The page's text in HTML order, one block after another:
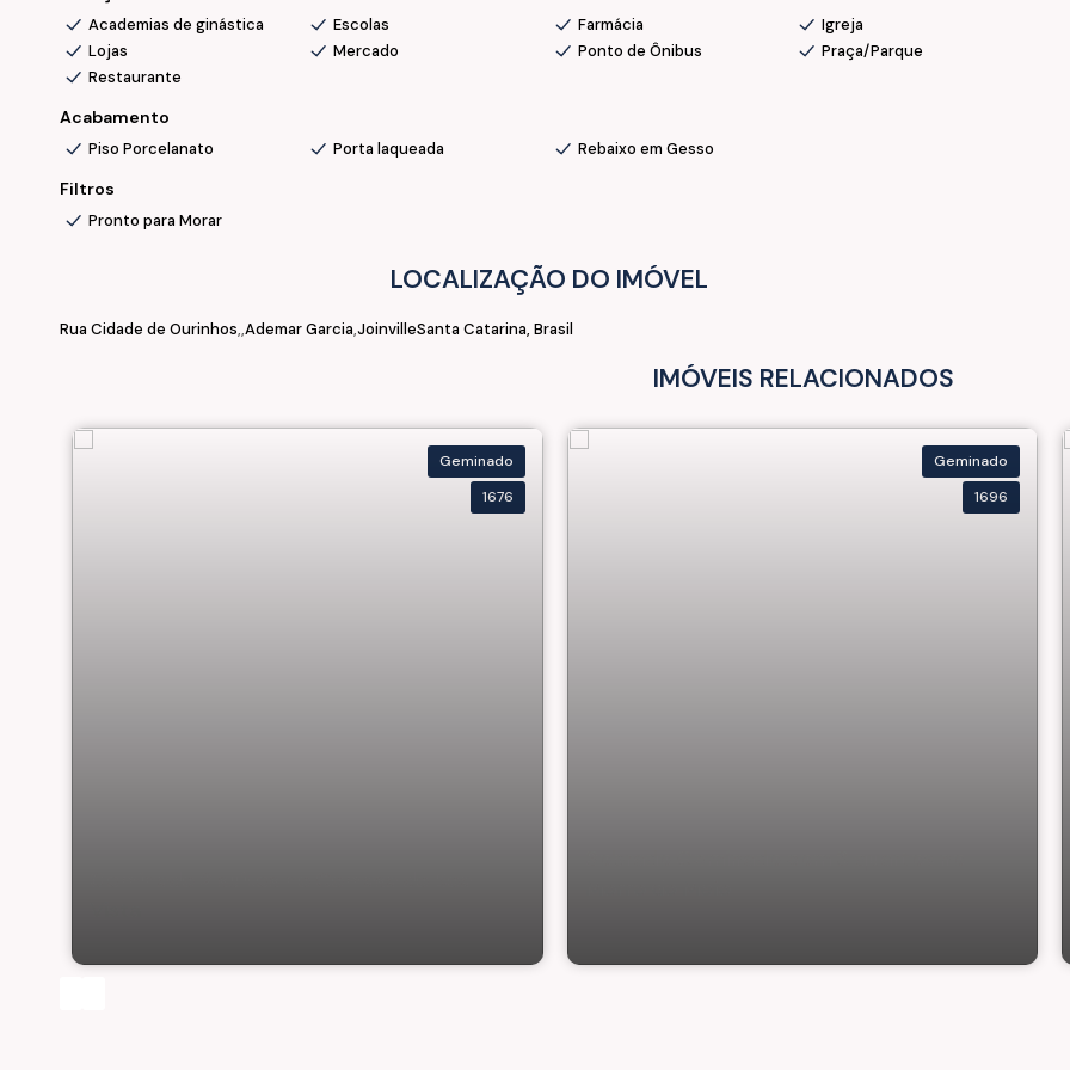
Academias de ginástica Escolas Farmácia
Igreja
Lojas
Mercado Ponto de Ônibus
Praça/Parque
Restaurante
Acabamento
Piso Porcelanato Porta laqueada Rebaixo em Gesso
Filtros
Pronto para Morar
LOCALIZAÇÃO DO IMÓVEL
Rua Cidade de Ourinhos Ademar Garcia JoinvilleSanta Catarina, Brasil
IMÓVEIS RELACIONADOS
Geminado
1676
Geminado
1696